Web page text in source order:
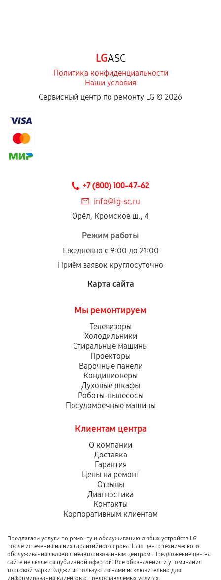
LGASC
Политика конфиденциальности
Наши условия
Сервисный центр по ремонту LG © 2026
+7 (800) 100-47-62
info@lg-sc.ru
Орёл, Кромское ш., 4
Режим работы
Ежедневно с 9:00 до 21:00
Приём заявок круглосуточно
Карта сайта
Мы ремонтируем
Телевизоры
Холодильники
Стиральные машины
Проекторы
Варочные панели
Кондиционеры
Духовые шкафы
Роботы-пылесосы
Посудомоечные машины
Клиентам центра
О компании
Доставка
Гарантия
Цены на ремонт
Отзывы
Диагностика
Контакты
Корпоративным клиентам
Предлагаем услуги по ремонту и обслуживанию любых устройств LG
после истечения на них гарантийного срока. Наш центр технического
обслуживания является неавторизованным центром. Предложение цен на
сайте не является публичной офертой. Все обозначения и упоминания
торговой марки Элджи используются нами исключительно для
информирования клиентов о предоставляемых услугах.